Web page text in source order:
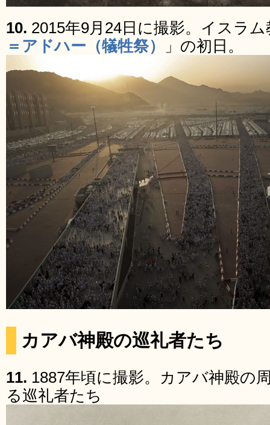
10. 2015年9月24日に撮影。イスラ
＝アドハー（犠牲祭）
」の初日。
カアバ神殿の巡礼者たち
11. 1887年頃に撮影。カアバ神殿の
る巡礼者たち